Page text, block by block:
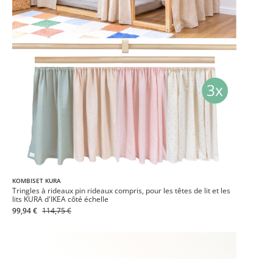
KOMBISET KURA
Tringles à rideaux pin rideaux compris, pour les têtes de lit et les
lits KURA d'IKEA côté échelle
99,94 € 114,75 €